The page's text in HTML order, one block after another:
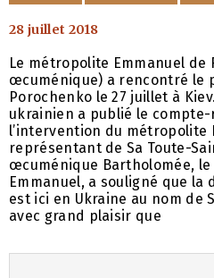
28 juillet 2018
Le métropolite Emmanuel de
œcuménique) a rencontré le
Porochenko le 27 juillet à
ukrainien a publié le
l’intervention du métropolite
représentant de Sa Toute-
œcuménique Bartholomée,
Emmanuel, a souligné que
est ici en Ukraine au nom de
avec grand plaisir que